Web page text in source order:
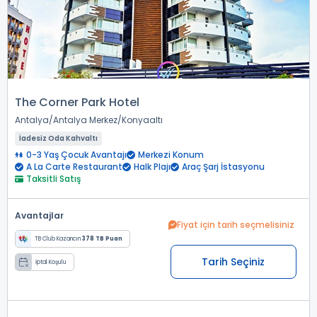
The Corner Park Hotel
Antalya Antalya Merkez Konyaaltı
İadesiz Oda Kahvaltı
0-3 Yaş Çocuk Avantajı
Merkezi Konum
A La Carte Restaurant
Halk Plajı
Araç Şarj İstasyonu
Taksitli Satış
Avantajlar
TB Club Kazancın378 TB Puan
İptal Koşulu
Fiyat için tarih seçmelisiniz
Tarih Seçiniz